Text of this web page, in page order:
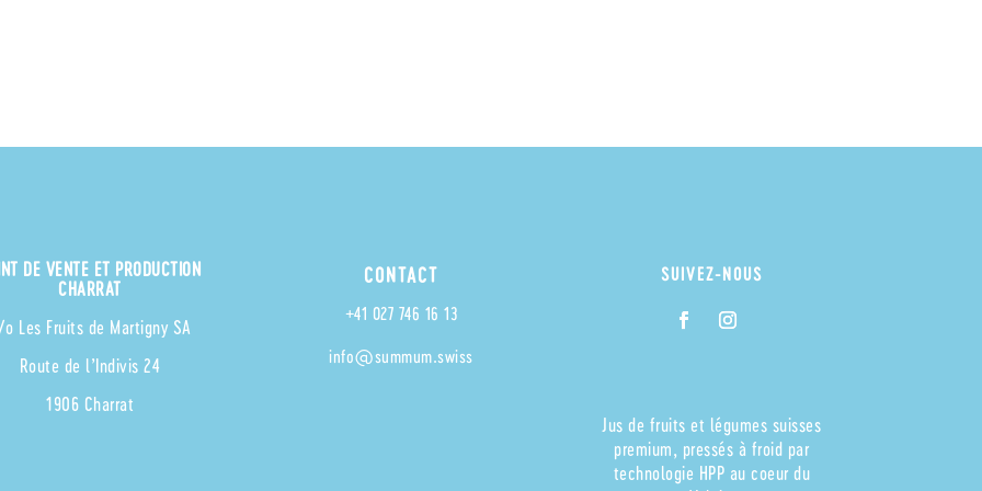
DE VENTE ET PRODUCTION
CHARRAT
Les Fruits de Martigny SA
Route de l’Indivis 24
1906 Charrat
CONTACT
+41 027 746 16 13
info@summum.swiss
SUIVEZ-NOUS
Jus de fruits et légumes suisses
premium, pressés à froid par
technologie HPP au coeur du